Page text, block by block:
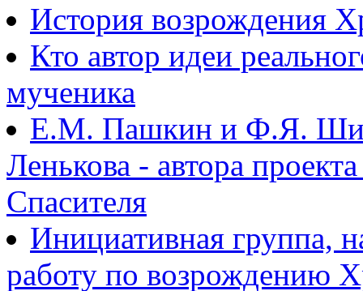
История возрождения
Кто автор идеи
мученика
Е.М. Пашкин и Ф.Я.
Ленькова - автора
Спасителя
Инициативная группа,
работу по возрождению